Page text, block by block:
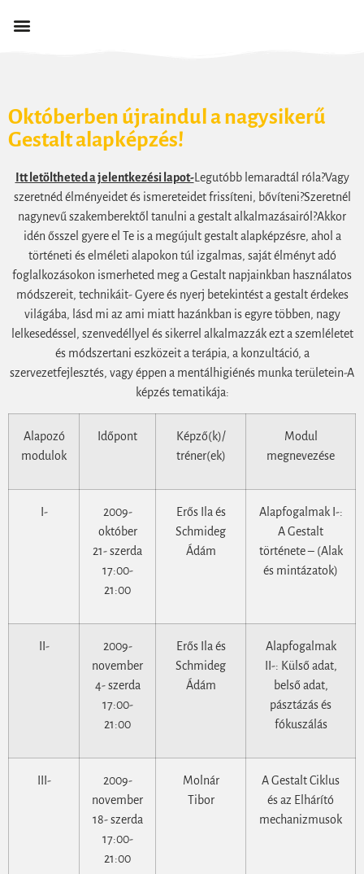
Októberben újraindul a nagysikerű
Gestalt alapképzés!
Itt letöltheted a jelentkezési lapot-Legutóbb lemaradtál róla?Vagy
szeretnéd élményeidet és ismereteidet frissíteni, bővíteni?Szeretnél
nagynevű szakemberektől tanulni a gestalt alkalmazásairól?Akkor
idén ősszel gyere el Te is a megújult gestalt alapképzésre, ahol a
történeti és elméleti alapokon túl izgalmas, saját élményt adó
foglalkozásokon ismerheted meg a Gestalt napjainkban használatos
módszereit, technikáit- Gyere és nyerj betekintést a gestalt érdekes
világába, lásd mi az ami miatt hazánkban is egyre többen, nagy
lelkesedéssel, szenvedéllyel és sikerrel alkalmazzák ezt a szemléletet
és módszertani eszközeit a terápia, a konzultáció, a
szervezetfejlesztés, vagy éppen a mentálhigiénés munka területein-A
képzés tematikája:
Alapozó
modulok
Időpont
Képző(k)/
tréner(ek)
Modul
megnevezése
I-
2009-
október
21- szerda
17:00-
21:00
Erős Ila és
Schmideg
Ádám
Alapfogalmak I-:
A Gestalt
története – (Alak
és mintázatok)
II-
2009-
november
4- szerda
17:00-
21:00
Erős Ila és
Schmideg
Ádám
Alapfogalmak
II-: Külső adat,
belső adat,
pásztázás és
fókuszálás
III-
2009-
november
18- szerda
17:00-
21:00
Molnár
Tibor
A Gestalt Ciklus
és az Elhárító
mechanizmusok